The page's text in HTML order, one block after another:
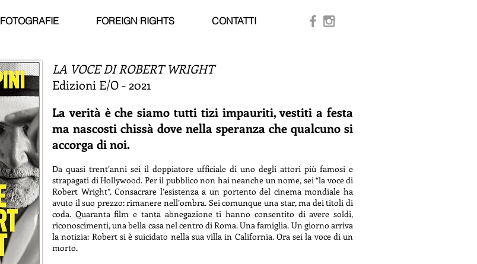
FOTOGRAFIE FOREIGN RIGHTS CONTATTI
LA VOCE DIROBERT WRIGHT
Edizioni E/O - 2021
La verità è che siamo tutti tizi impauriti, vestiti a festa
ma nascosti chissà dove nella speranza che qualcuno si
accorga di noi.
Da quasi trent’anni sei il doppiatore ufficiale di uno degli attori più famosi e
strapagati di Hollywood. Per il pubblico non hai neanche un nome, sei “la voce di
Robert Wright”. Consacrare l’esistenza a un portento del cinema mondiale ha
avuto il suo prezzo: rimanere nell’ombra. Sei comunque una star, ma dei titoli di
coda. Quaranta film e tanta abnegazione ti hanno consentito di avere soldi,
riconoscimenti, una bella casa nel centro di Roma. Una famiglia. Un giorno arriva
la notizia: Robert si è suicidato nella sua villa in California. Ora sei la voce di un
morto.